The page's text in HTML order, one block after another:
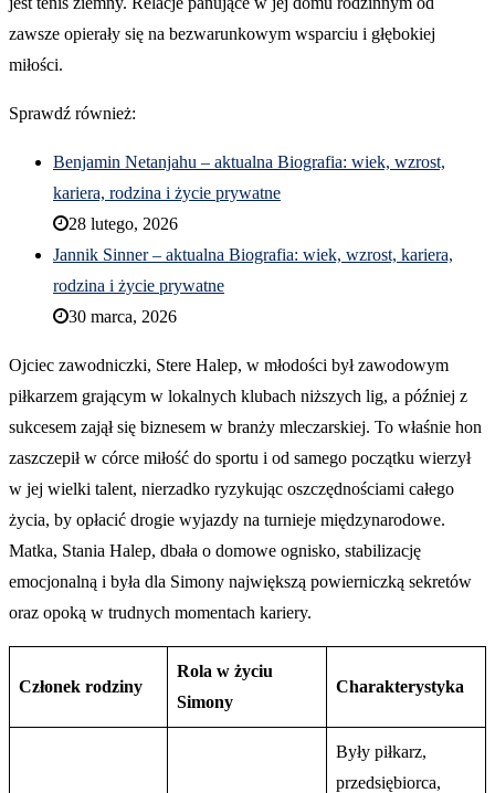
zawsze opierały się na bezwarunkowym wsparciu i głębokiej
miłości.
Sprawdź również:
Benjamin Netanjahu – aktualna Biografia: wiek, wzrost,
kariera, rodzina i życie prywatne
28 lutego, 2026
Jannik Sinner – aktualna Biografia: wiek, wzrost, kariera,
rodzina i życie prywatne
30 marca, 2026
Ojciec zawodniczki, Stere Halep, w młodości był zawodowym
piłkarzem grającym w lokalnych klubach niższych lig, a później z
sukcesem zajął się biznesem w branży mleczarskiej. To właśnie hon
zaszczepił w córce miłość do sportu i od samego początku wierzył
w jej wielki talent, nierzadko ryzykując oszczędnościami całego
życia, by opłacić drogie wyjazdy na turnieje międzynarodowe.
Matka, Stania Halep, dbała o domowe ognisko, stabilizację
emocjonalną i była dla Simony największą powierniczką sekretów
oraz opoką w trudnych momentach kariery.
Członek rodziny
Rola w życiu
Simony
Charakterystyka
Były piłkarz,
przedsiębiorca,